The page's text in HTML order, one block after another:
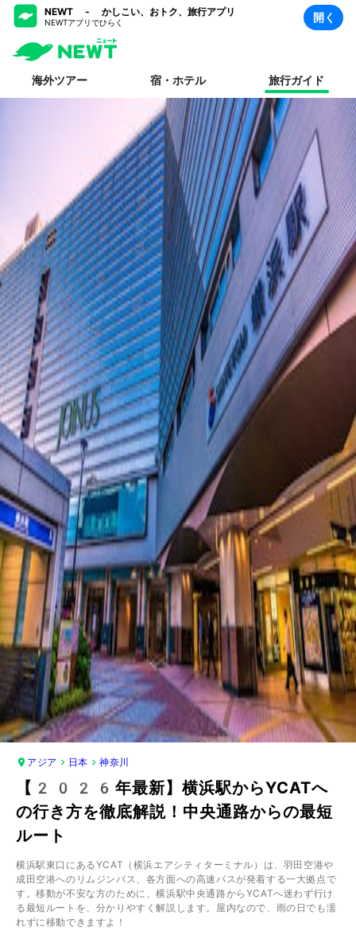
NEWT - かしこい、おトク、旅行アプリ
NEWTアプリでひらく 開く
海外ツアー 宿・ホテル 旅行ガイド
アジア 日本 神奈川
【2026年最新】横浜駅からYCATへ
の行き方を徹底解説！中央通路からの最短
ルート
横浜駅東口にあるYCAT（横浜エアシティターミナル）は、羽田空港や
成田空港へのリムジンバス、各方面への高速バスが発着する一大拠点で
す。移動が不安な方のために、横浜駅中央通路からYCATへ迷わず行け
る最短ルートを、分かりやすく解説します。屋内なので、雨の日でも濡
れずに移動できますよ！